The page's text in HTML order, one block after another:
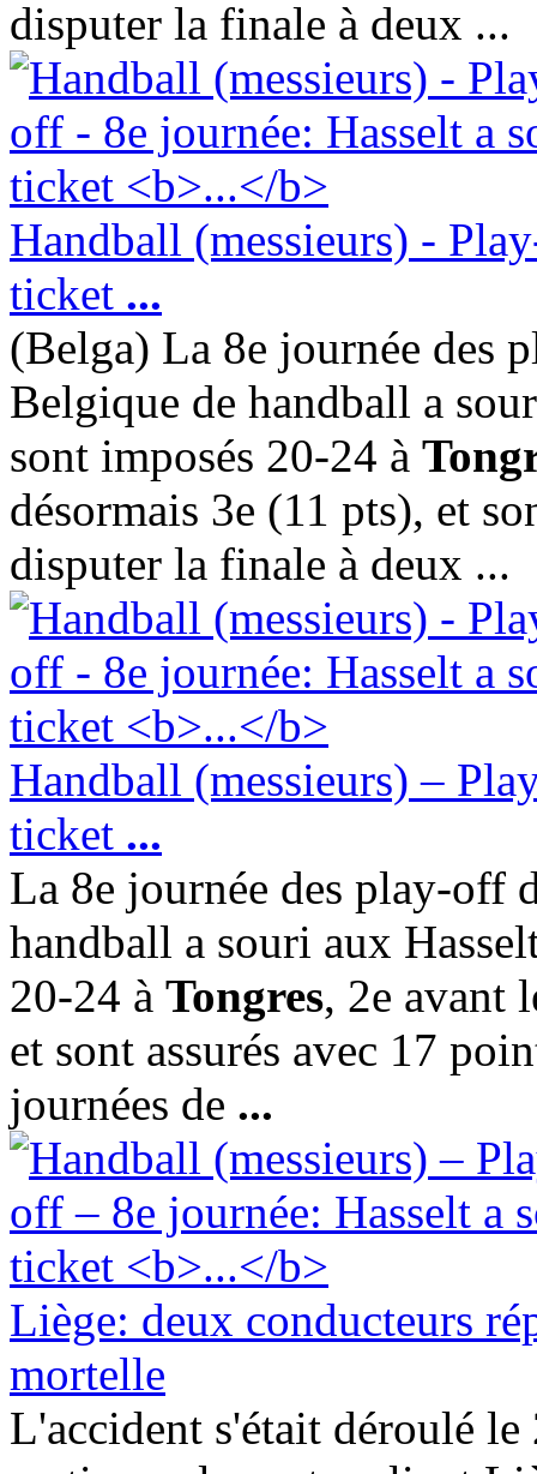
disputer la finale à deux ...
Handball (messieurs) -
ticket ...
(Belga) La 8e journée des
Belgique de handball a
sont imposés 20-24 à
désormais 3e (11 pts), et
disputer la finale à deux ...
Handball (messieurs) –
ticket ...
La 8e journée des play-off
handball a souri aux
20-24 à Tongres, 2e avant
et sont assurés avec 17
journées de ...
Liège: deux conducteurs
mortelle
L'accident s'était déroulé